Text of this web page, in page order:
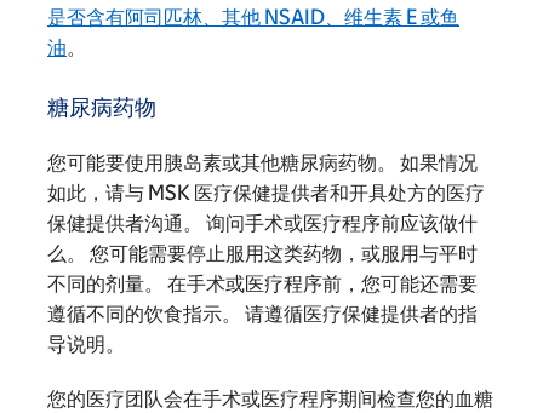
是否含有阿司匹林、其他 NSAID、维生素 E 或鱼
油。
糖尿病药物
您可能要使用胰岛素或其他糖尿病药物。 如果情况
如此，请与 MSK 医疗保健提供者和开具处方的医疗
保健提供者沟通。 询问手术或医疗程序前应该做什
么。 您可能需要停止服用这类药物，或服用与平时
不同的剂量。 在手术或医疗程序前，您可能还需要
遵循不同的饮食指示。 请遵循医疗保健提供者的指
导说明。
您的医疗团队会在手术或医疗程序期间检查您的血糖